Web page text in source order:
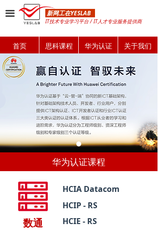
新网工在YESLAB
IT技术专业学习平台 / IT人才专业服务提供商
끀
首页 思科课程 华为认证 关于我们
华为认证课程
数通
HCIA Datacom
HCIP - RS
HCIE - RS